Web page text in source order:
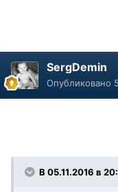
SergDemin
Опубликовано
В 05.11.2016 в